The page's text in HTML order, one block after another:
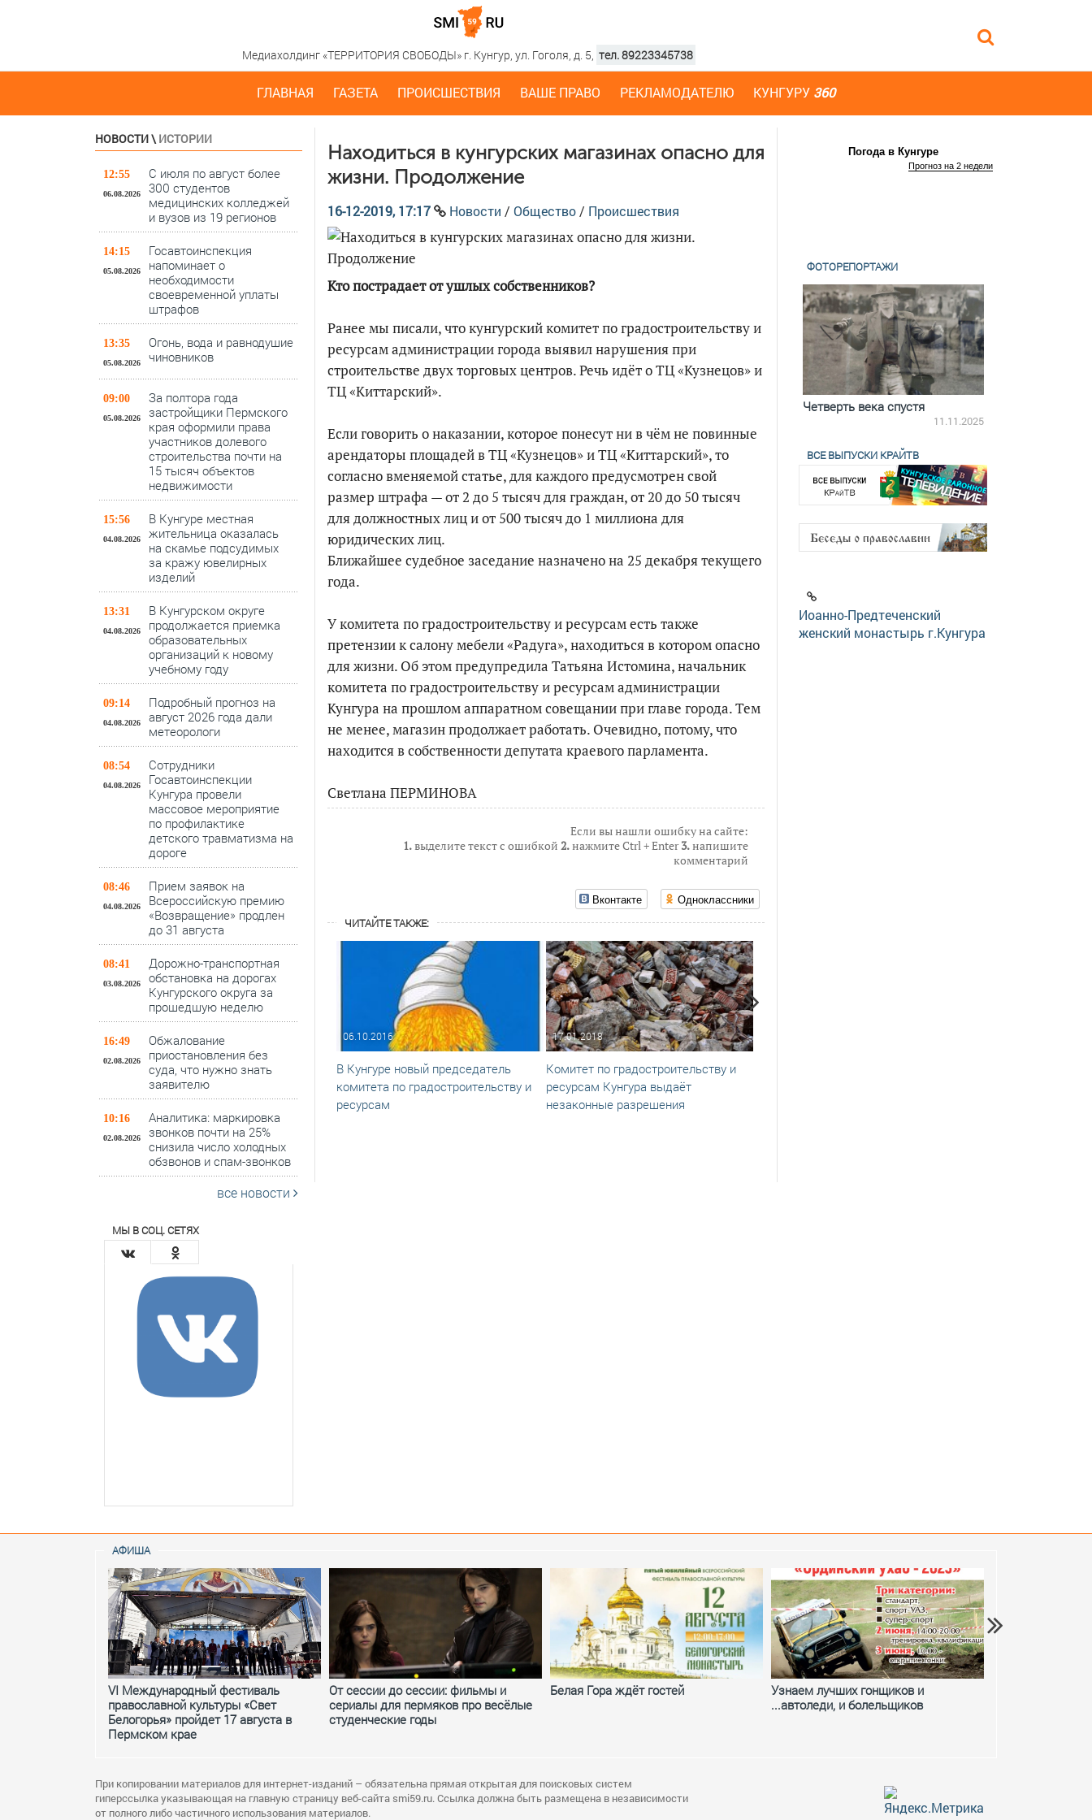
Медиахолдинг «ТЕРРИТОРИЯ СВОБОДЫ» г. Кунгур, ул. Гоголя, д. 5, тел. 89223345738
ГЛАВНАЯ ГАЗЕТА ПРОИСШЕСТВИЯ ВАШЕ ПРАВО РЕКЛАМОДАТЕЛЮ КУНГУРУ 360
НОВОСТИ\ ИСТОРИИ
12:55
06.08.2026
С июля по август более
300 студентов
медицинских колледжей
и вузов из 19 регионов
14:15
05.08.2026
Госавтоинспекция
напоминает о
необходимости
своевременной уплаты
штрафов
13:35
05.08.2026
Огонь, вода и равнодушие
чиновников
09:00
05.08.2026
За полтора года
застройщики Пермского
края оформили права
участников долевого
строительства почти на
15 тысяч объектов
недвижимости
15:56
04.08.2026
В Кунгуре местная
жительница оказалась
на скамье подсудимых
за кражу ювелирных
изделий
13:31
04.08.2026
В Кунгурском округе
продолжается приемка
образовательных
организаций к новому
учебному году
09:14
04.08.2026
Подробный прогноз на
август 2026 года дали
метеорологи
08:54
04.08.2026
Сотрудники
Госавтоинспекции
Кунгура провели
массовое мероприятие
по профилактике
детского травматизма на
дороге
08:46
04.08.2026
Прием заявок на
Всероссийскую премию
«Возвращение» продлен
до 31 августа
08:41
03.08.2026
Дорожно-транспортная
обстановка на дорогах
Кунгурского округа за
прошедшую неделю
16:49
02.08.2026
Обжалование
приостановления без
суда, что нужно знать
заявителю
10:16
02.08.2026
Аналитика: маркировка
звонков почти на 25%
снизила число холодных
обзвонов и спам-звонков
все новости
МЫ В СОЦ. СЕТЯХ
Находиться в кунгурских магазинах опасно для
жизни. Продолжение
16-12-2019, 17:17 Новости / Общество / Происшествия
Кто пострадает от ушлых собственников?
Ранее мы писали, что кунгурский комитет по градостроительству и
ресурсам администрации города выявил нарушения при
строительстве двух торговых центров. Речь идёт о ТЦ «Кузнецов» и
ТЦ «Киттарский».
Если говорить о наказании, которое понесут ни в чём не повинные
арендаторы площадей в ТЦ «Кузнецов» и ТЦ «Киттарский», то
согласно вменяемой статье, для каждого предусмотрен свой
размер штрафа — от 2 до 5 тысяч для граждан, от 20 до 50 тысяч
для должностных лиц и от 500 тысяч до 1 миллиона для
юридических лиц.
Ближайшее судебное заседание назначено на 25 декабря текущего
года.
У комитета по градостроительству и ресурсам есть также
претензии к салону мебели «Радуга», находиться в котором опасно
для жизни. Об этом предупредила Татьяна Истомина, начальник
комитета по градостроительству и ресурсам администрации
Кунгура на прошлом аппаратном совещании при главе города. Тем
не менее, магазин продолжает работать. Очевидно, потому, что
находится в собственности депутата краевого парламента.
Светлана ПЕРМИНОВА
Если вы нашли ошибку на сайте:
1.выделите текст с ошибкой 2.нажмите Ctrl + Enter3.напишите
комментарий
Вконтакте Одноклассники
ЧИТАЙТЕ ТАКЖЕ:
06.10.2016
В Кунгуре новый председатель
комитета по градостроительству и
ресурсам
17.01.2018
Комитет по градостроительству и
ресурсам Кунгура выдаёт
незаконные разрешения
Погода в Кунгуре
Прогноз на 2 недели
ФОТОРЕПОРТАЖИ
Четверть века спустя
11.11.2025
ВСЕ ВЫПУСКИ КРАЙТВ
Иоанно-Предтеченский
женский монастырь г.Кунгура
АФИША
VI Международный фестиваль
православной культуры «Свет
Белогорья» пройдет 17 августа в
Пермском крае
От сессии до сессии: фильмы и
сериалы для пермяков про весёлые
студенческие годы
Белая Гора ждёт гостей
Узнаем лучших гонщиков и
...автоледи, и болельщиков
При копировании материалов для интернет-изданий – обязательна прямая открытая для поисковых систем
гиперссылка указывающая на главную страницу веб-сайта smi59.ru. Ссылка должна быть размещена в независимости
от полного либо частичного использования материалов.